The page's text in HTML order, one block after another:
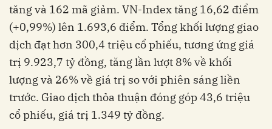
tăng và 162 mã giảm. VN-Index tăng 16,62 điểm
(+0,99%) lên 1.693,6 điểm. Tổng khối lượng giao
dịch đạt hơn 300,4 triệu cổ phiếu, tương ứng giá
trị 9.923,7 tỷ đồng, tăng lần lượt 8% về khối
lượng và 26% về giá trị so với phiên sáng liền
trước. Giao dịch thỏa thuận đóng góp 43,6 triệu
cổ phiếu, giá trị 1.349 tỷ đồng.